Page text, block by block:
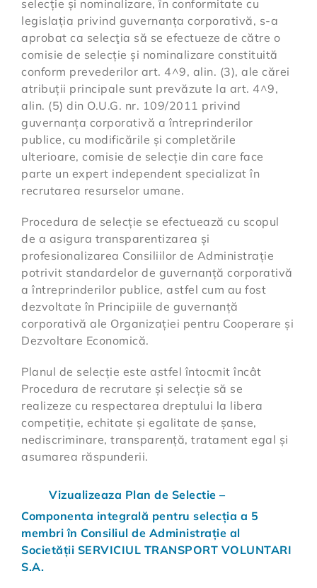
selecție și nominalizare, în conformitate cu
legislația privind guvernanța corporativă, s-a
aprobat ca selecţia să se efectueze de către o
comisie de selecție și nominalizare constituită
conform prevederilor art. 4^9, alin. (3), ale cărei
atribuții principale sunt prevăzute la art. 4^9,
alin. (5) din O.U.G. nr. 109/2011 privind
guvernanța corporativă a întreprinderilor
publice, cu modificările și completările
ulterioare, comisie de selecție din care face
parte un expert independent specializat în
recrutarea resurselor umane.
Procedura de selecție se efectuează cu scopul
de a asigura transparentizarea și
profesionalizarea Consiliilor de Administrație
potrivit standardelor de guvernanță corporativă
a întreprinderilor publice, astfel cum au fost
dezvoltate în Principiile de guvernanță
corporativă ale Organizației pentru Cooperare și
Dezvoltare Economică.
Planul de selecție este astfel întocmit încât
Procedura de recrutare și selecție să se
realizeze cu respectarea dreptului la libera
competiție, echitate și egalitate de șanse,
nediscriminare, transparență, tratament egal și
asumarea răspunderii.
Vizualizeaza Plan de Selectie –
Componenta integrală pentru selecția a 5
membri în Consiliul de Administrație al
Societății SERVICIUL TRANSPORT VOLUNTARI
S.A.